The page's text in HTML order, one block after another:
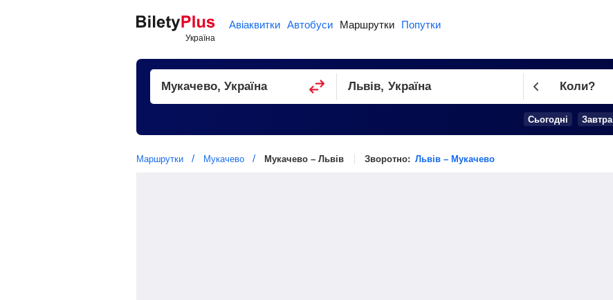
Авіаквитки Автобуси Маршрутки Попутки
Коли?
Cьогодні Завтра
Маршрутки Мукачево Мукачево – Львів Зворотно: Львів – Мукачево